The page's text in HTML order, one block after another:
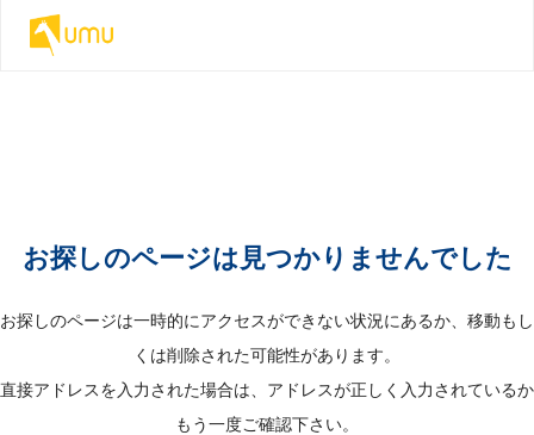
お探しのページは見つかりませんでした
お探しのページは一時的にアクセスができない状況にあるか、移動もし
くは削除された可能性があります。
直接アドレスを入力された場合は、アドレスが正しく入力されているか
もう一度ご確認下さい。